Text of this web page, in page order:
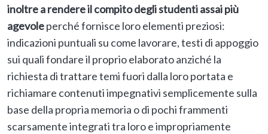
inoltre a rendere il compito degli studenti assai più
agevoleperché fornisce loro elementi preziosi:
indicazioni puntuali su come lavorare, testi di appoggio
sui quali fondare il proprio elaborato anziché la
richiesta di trattare temi fuori dalla loro portata e
richiamare contenuti impegnativi semplicemente sulla
base della propria memoria o di pochi frammenti
scarsamente integrati tra loro e impropriamente